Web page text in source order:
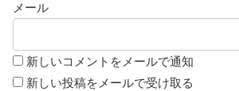
メール
新しいコメントをメールで通知
新しい投稿をメールで受け取る